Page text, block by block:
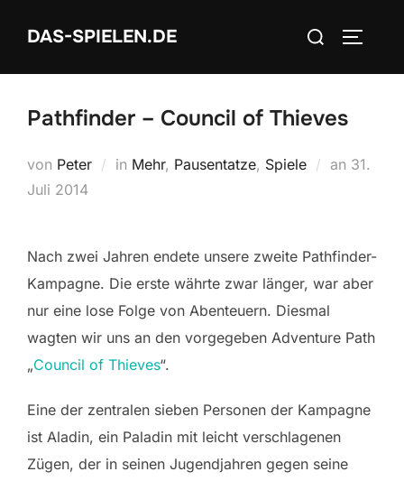
InhaltDAS-SPIELEN.DE
Suchen
Pathfinder – Council of Thieves
von Peter in Mehr, Pausentatze, Spiele an 31.
Juli 2014
Nach zwei Jahren endete unsere zweite Pathfinder-
Kampagne. Die erste währte zwar länger, war aber
nur eine lose Folge von Abenteuern. Diesmal
wagten wir uns an den vorgegeben Adventure Path
„Council of Thieves“.
Eine der zentralen sieben Personen der Kampagne
ist Aladin, ein Paladin mit leicht verschlagenen
Zügen, der in seinen Jugendjahren gegen seine